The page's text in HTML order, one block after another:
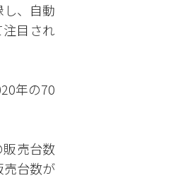
、自動
目され
年の70
売台数
売台数が